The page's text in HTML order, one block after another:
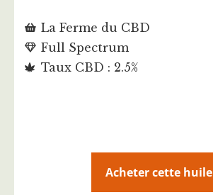
La Ferme du CBD
Full Spectrum
Taux CBD : 2.5%
Acheter cette huile